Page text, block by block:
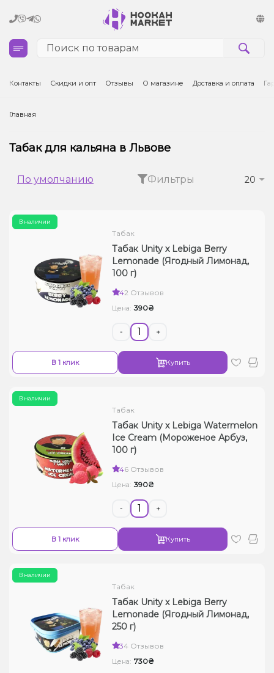
Кальяны
Табак для кальяна и кальянные смеси
Электронные сигареты (POD)
Комплектующие для POD
Жидкости для электронных сигарет
Уценка
Контакты Скидки и опт Отзывы О магазине Доставка и оплата
Главная
Табак для кальяна в Львове
По умолчанию Фильтры 20
В наличии
Табак
Табак Unity x Lebiga Berry
Lemonade (Ягодный Лимонад,
100 г)
42 Отзывов
Цена: 390₴
- +
В 1 клик Купить
В наличии
Табак
Табак Unity x Lebiga Watermelon
Ice Cream (Мороженое Арбуз,
100 г)
46 Отзывов
Цена: 390₴
- +
В 1 клик Купить
В наличии
Табак
Табак Unity x Lebiga Berry
Lemonade (Ягодный Лимонад,
250 г)
34 Отзывов
Цена: 730₴